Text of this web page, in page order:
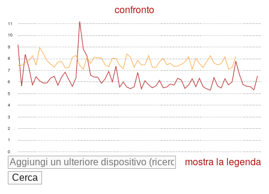
confronto
0
1
2
3
4
5
6
7
8
9
10
11
mostra la legenda